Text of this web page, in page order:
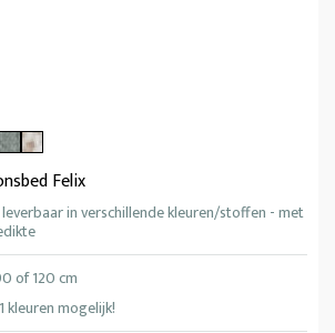
Felix
in verschillende kleuren/stoffen - met
of 120 cm
kleuren mogelijk!